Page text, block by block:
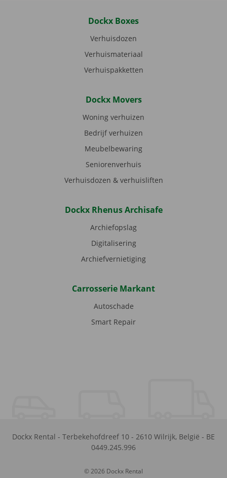
Dockx Boxes
Verhuisdozen
Verhuismateriaal
Verhuispakketten
Dockx Movers
Woning verhuizen
Bedrijf verhuizen
Meubelbewaring
Seniorenverhuis
Verhuisdozen & verhuisliften
Dockx Rhenus Archisafe
Archiefopslag
Digitalisering
Archiefvernietiging
Carrosserie Markant
Autoschade
Smart Repair
Dockx Rental - Terbekehofdreef 10 - 2610 Wilrijk, België - BE
0449.245.996
© 2026 Dockx Rental